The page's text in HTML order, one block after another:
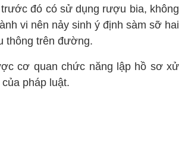
đó có sử dụng rượu bia, không
vi nên nảy sinh ý định sàm sỡ hai
thông trên đường.
cơ quan chức năng lập hồ sơ xử
pháp luật.